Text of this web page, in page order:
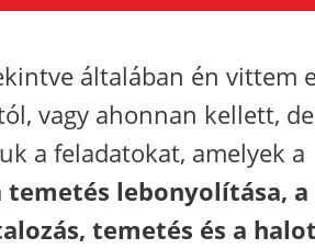
általában én vittem
vagy ahonnan kellett, de
a feladatokat, amelyek a
temetés lebonyolítása, a
temetés és a